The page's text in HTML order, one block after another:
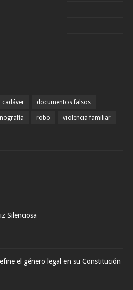
cadáver documentos falsos
robo violencia familiar
Silenciosa
el género legal en su Constitución